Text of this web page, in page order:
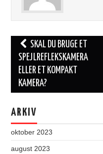
Post
navigation
SKAL DU BRUGE ET
SPEJLREFLEKSKAMERA
ELLER ET KOMPAKT
KAMERA?
ARKIV
oktober 2023
august 2023